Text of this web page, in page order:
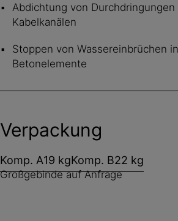
Abdichtung von
Kabelkanälen
Stoppen von Wassereinbrüchen
Betonelemente
Verpackung
Komp. A19 kgKomp. B22 kg
Großgebinde auf Anfrage